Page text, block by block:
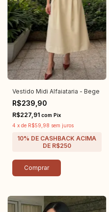
Vestido Midi Alfaiataria - Bege
R$239,90
R$227,91 com Pix
4 x de R$59,98 sem juros
Comprar